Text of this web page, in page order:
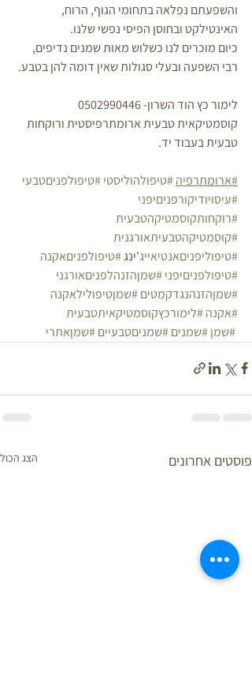
והשפעתם נפלאה בתחומי הגוף, הרוח,
האינטילקט ובחוסן הפיסי נפשי שלנו.
כיום מוכרים לנו כשלוש מאות שמנים נדיפים,
רבי השפעה ובעלי סגולות שאין דומה להן בטבע.
לימור כץ הוד השרון- 0502990446
קוסמטיקאית טבעית ארומתרפיסטית ורוקחות
טבעית בעבוד יד.
#ארומתרפיה#טיפולהוליסטי#טיפולפניםטבעי
#עיסויודיקורפניםיפני
#רוקחותקוסמטיקהטבעית
#קוסמטיקהטבעיתאורגנית
#טיפוליפניםאנטיאייג'ינג #טיפולפניםאקנה
#טיפולפניםיפני#שמןהזנהלפניםאורגני
#שמןהזנהנגדקמטים#שמןטיפולילאקנה
#אקנה#לימורכץקוסמטיקאיתטבעית
#שמן#שמנים#שמניםטבעיים#שמןאתרי
פוסטים אחרונים הצג הכול